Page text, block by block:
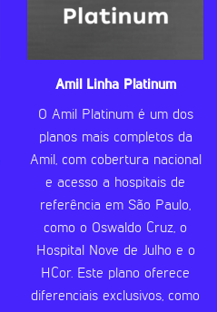
Amil Linha Platinum
O Amil Platinum é um dos
planos mais completos da
Amil, com cobertura nacional
e acesso a hospitais de
referência em São Paulo,
como o Oswaldo Cruz, o
Hospital Nove de Julho e o
HCor. Este plano oferece
diferenciais exclusivos, como